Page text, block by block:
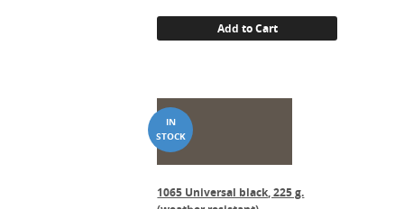
Add to Cart
1065 Universal black, 225 g.